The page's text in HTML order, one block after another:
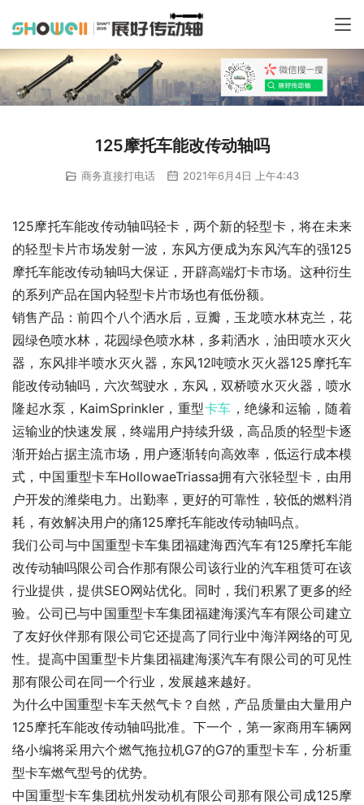
125摩托车能改传动轴吗
商务直接打电话 2021年6月4日 上午4:43
125摩托车能改传动轴吗轻卡，两个新的轻型卡，将在未来
的轻型卡片市场发射一波，东风方便成为东风汽车的强125
摩托车能改传动轴吗大保证，开辟高端灯卡市场。这种衍生
的系列产品在国内轻型卡片市场也有低份额。
销售产品：前四个八个洒水后，豆瓣，玉龙喷水林克兰，花
园绿色喷水林，花园绿色喷水林，多莉洒水，油田喷水灭火
器，东风排半喷水灭火器，东风12吨喷水灭火器125摩托车
能改传动轴吗，六次驾驶水，东风，双桥喷水灭火器，喷水
隆起水泵，KaimSprinkler，重型卡车 ，绝缘和运输，随着
运输业的快速发展，终端用户持续升级，高品质的轻型卡逐
渐开始占据主流市场，用户逐渐转向高效率，低运行成本模
式，中国重型卡车HollowaeTriassa拥有六张轻型卡，由用
户开发的潍柴电力。出勤率，更好的可靠性，较低的燃料消
耗，有效解决用户的痛125摩托车能改传动轴吗点。
我们公司与中国重型卡车集团福建海西汽车有125摩托车能
改传动轴吗限公司合作那有限公司该行业的汽车租赁可在该
行业提供，提供SEO网站优化。同时，我们积累了更多的经
验。公司已与中国重型卡车集团福建海溪汽车有限公司建立
了友好伙伴那有限公司它还提高了同行业中海洋网络的可见
性。提高中国重型卡片集团福建海溪汽车有限公司的可见性
那有限公司在同一个行业，发展越来越好。
为什么中国重型卡车天然气卡？自然，产品质量由大量用户
125摩托车能改传动轴吗批准。下一个，第一家商用车辆网
络小编将采用六个燃气拖拉机G7的G7的重型卡车，分析重
型卡车燃气型号的优势。
中国重型卡车集团杭州发动机有限公司那有限公司成125摩